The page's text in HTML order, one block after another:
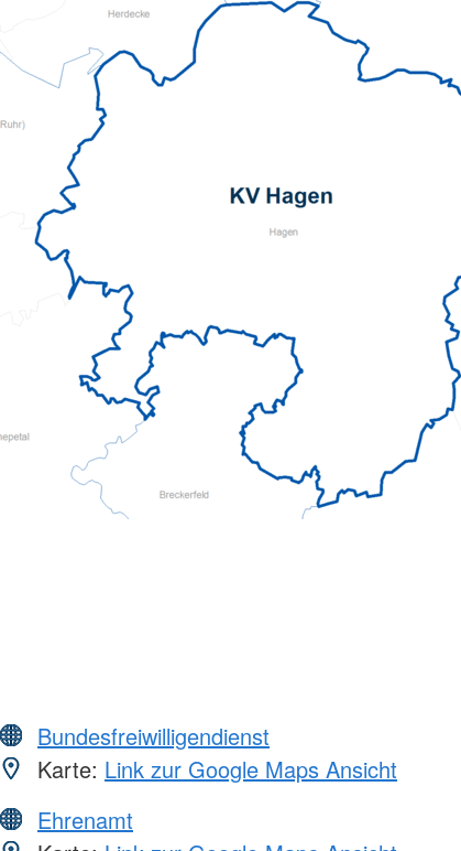
Pflegeberatung
Seniorenbüro Nothelfer
Servicewohnen-Sonnenpark
Tagespflege
Bundesfreiwilligendienst
Karte: Link zur Google Maps Ansicht
Ehrenamt